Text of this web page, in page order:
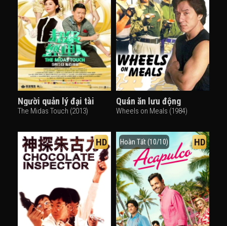
Người quản lý đại tài
The Midas Touch (2013)
Quán ăn lưu động
Wheels on Meals (1984)
HD Hoàn Tất (10/10) HD